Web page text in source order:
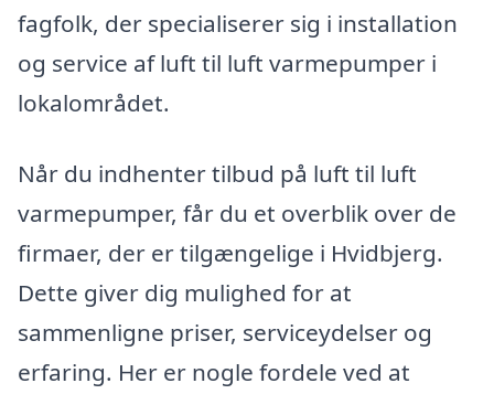
fagfolk, der specialiserer sig i installation
og service af luft til luft varmepumper i
lokalområdet.
Når du indhenter tilbud på luft til luft
varmepumper, får du et overblik over de
firmaer, der er tilgængelige i Hvidbjerg.
Dette giver dig mulighed for at
sammenligne priser, serviceydelser og
erfaring. Her er nogle fordele ved at